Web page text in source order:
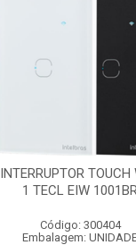
INTERRUPTOR TOUCH
1 TECL EIW
Código: 300404
Embalagem: